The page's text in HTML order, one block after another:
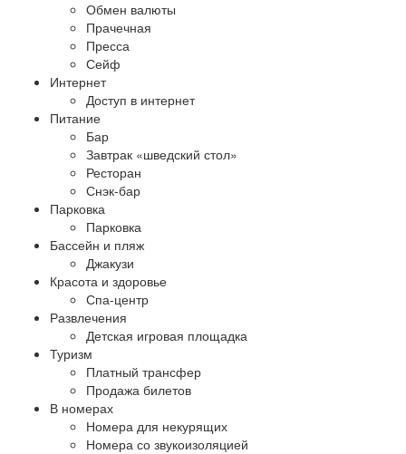
Обмен валюты
Прачечная
Пресса
Сейф
Интернет
Доступ в интернет
Питание
Бар
Завтрак «шведский стол»
Ресторан
Снэк-бар
Парковка
Парковка
Бассейн и пляж
Джакузи
Красота и здоровье
Спа-центр
Развлечения
Детская игровая площадка
Туризм
Платный трансфер
Продажа билетов
В номерах
Номера для некурящих
Номера со звукоизоляцией